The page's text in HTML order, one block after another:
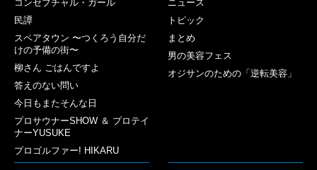
コンセプチャル・ガール
民譚
スペアタウン 〜つくろう自分だ
けの予備の街〜
柳さん ごはんですよ
答えのない問い
今日もまたそんな日
プロサウナーSHOW ＆ プロテイ
ナーYUSUKE
プロゴルファー! HIKARU
ニュース
トピック
まとめ
男の美容フェス
オジサンのための「逆転美容」